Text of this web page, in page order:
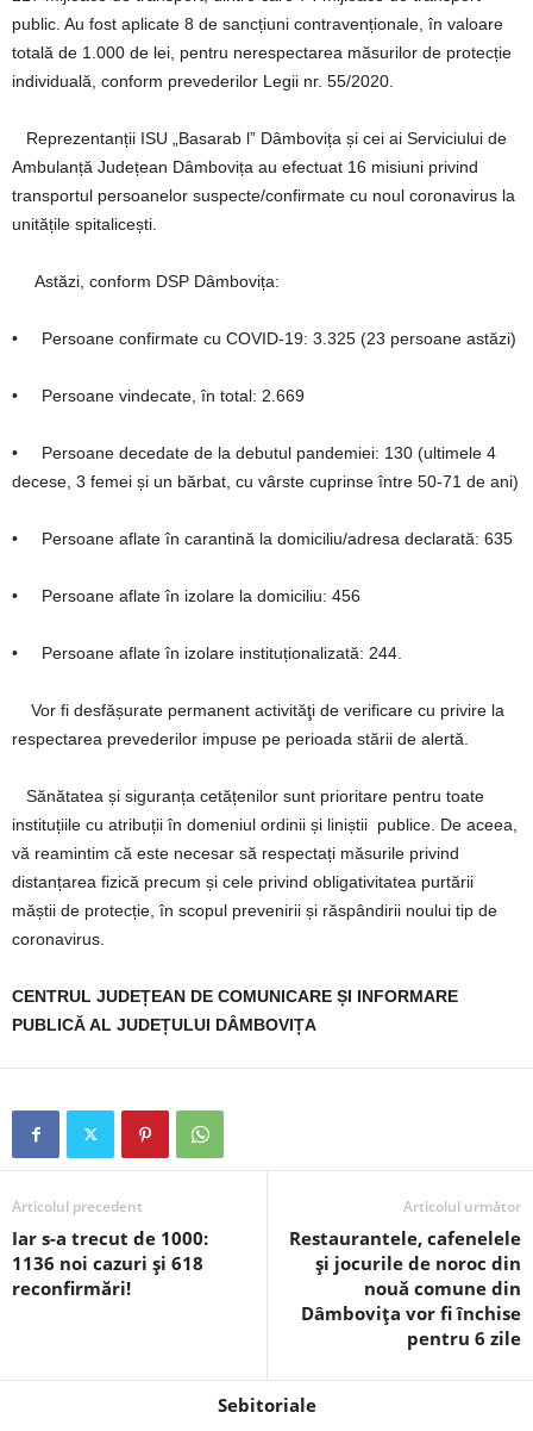
public. Au fost aplicate 8 de sancțiuni contravenționale, în valoare
totală de 1.000 de lei, pentru nerespectarea măsurilor de protecție
individuală, conform prevederilor Legii nr. 55/2020.
Reprezentanții ISU „Basarab l” Dâmbovița și cei ai Serviciului de
Ambulanță Județean Dâmbovița au efectuat 16 misiuni privind
transportul persoanelor suspecte/confirmate cu noul coronavirus la
unitățile spitalicești.
Astăzi, conform DSP Dâmbovița:
• Persoane confirmate cu COVID-19: 3.325 (23 persoane astăzi)
• Persoane vindecate, în total: 2.669
• Persoane decedate de la debutul pandemiei: 130 (ultimele 4
decese, 3 femei și un bărbat, cu vârste cuprinse între 50-71 de ani)
• Persoane aflate în carantină la domiciliu/adresa declarată: 635
• Persoane aflate în izolare la domiciliu: 456
• Persoane aflate în izolare instituționalizată: 244.
Vor fi desfășurate permanent activităţi de verificare cu privire la
respectarea prevederilor impuse pe perioada stării de alertă.
Sănătatea și siguranța cetățenilor sunt prioritare pentru toate
instituțiile cu atribuții în domeniul ordinii și liniștii publice. De aceea,
vă reamintim că este necesar să respectați măsurile privind
distanțarea fizică precum și cele privind obligativitatea purtării
măștii de protecție, în scopul prevenirii și răspândirii noului tip de
coronavirus.
CENTRUL JUDEȚEAN DE COMUNICARE ȘI INFORMARE
PUBLICĂ AL JUDEȚULUI DÂMBOVIȚA
Articolul precedent
Iar s-a trecut de 1000:
1136 noi cazuri și 618
reconfirmări!
Articolul următor
Restaurantele, cafenelele
și jocurile de noroc din
nouă comune din
Dâmbovița vor fi închise
pentru 6 zile
Sebitoriale